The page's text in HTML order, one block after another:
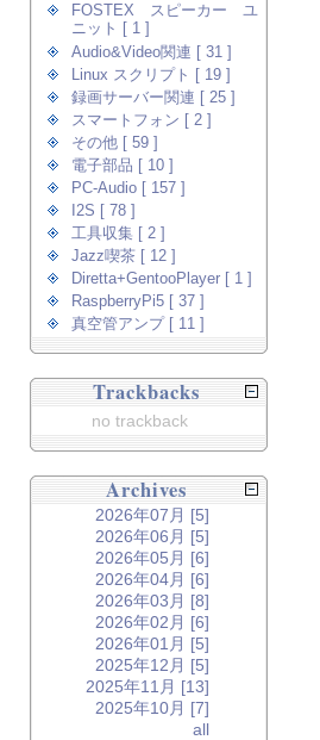
FOSTEX スピーカー ユ
ニット [ 1 ]
Audio&Video関連 [ 31 ]
Linux スクリプト [ 19 ]
録画サーバー関連 [ 25 ]
スマートフォン [ 2 ]
その他 [ 59 ]
電子部品 [ 10 ]
PC-Audio [ 157 ]
I2S [ 78 ]
工具収集 [ 2 ]
Jazz喫茶 [ 12 ]
Diretta+GentooPlayer [ 1 ]
RaspberryPi5 [ 37 ]
真空管アンプ [ 11 ]
Trackbacks
no trackback
Archives
2026年07月 [5]
2026年06月 [5]
2026年05月 [6]
2026年04月 [6]
2026年03月 [8]
2026年02月 [6]
2026年01月 [5]
2025年12月 [5]
2025年11月 [13]
2025年10月 [7]
all